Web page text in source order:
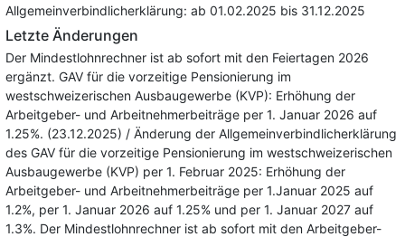
Allgemeinverbindlicherklärung: ab 01.02.2025 bis 31.12.2025
Letzte Änderungen
Der Mindestlohnrechner ist ab sofort mit den Feiertagen 2026
ergänzt. GAV für die vorzeitige Pensionierung im
westschweizerischen Ausbaugewerbe (KVP): Erhöhung der
Arbeitgeber- und Arbeitnehmerbeiträge per 1. Januar 2026 auf
1.25%. (23.12.2025) / Änderung der Allgemeinverbindlicherklärung
des GAV für die vorzeitige Pensionierung im westschweizerischen
Ausbaugewerbe (KVP) per 1. Februar 2025: Erhöhung der
Arbeitgeber- und Arbeitnehmerbeiträge per 1.Januar 2025 auf
1.2%, per 1. Januar 2026 auf 1.25% und per 1. Januar 2027 auf
1.3%. Der Mindestlohnrechner ist ab sofort mit den Arbeitgeber-